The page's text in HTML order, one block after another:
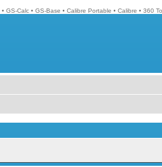
• GS-Calc • GS-Base • Calibre Portable • Calibre • 360